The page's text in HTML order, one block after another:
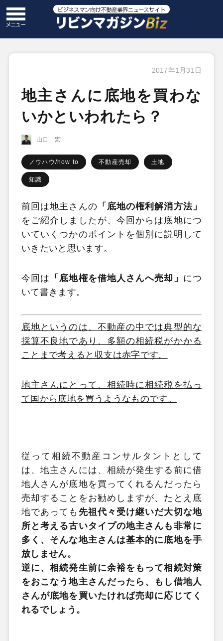
2017年1月31日
地主さんに底地を買わな
いかといわれたら？
山口 宏
ノウハウ/how to 不動産売却 土地
知識
前回は地主さんの 「底地の権利解消方法」
をご紹介しましたが、今回からは底地につ
いていくつかのポイントを個別に説明して
いきたいと思います。
今回は 「底地権を借地人さんへ売却」 につ
いて書きます。
底地というのは、不動産の中では典型的な
採算不良地であり、多額の相続税がかかる
ことまで考えると収支は赤字です。
地主さんにとって、相続時に相続税を払っ
て国から底地を買うようなものです。
従って相続不動産コンサルタントとして
は、地主さんには、相続が発生する前に借
地人さんが底地を買ってくれるんだったら
売却することをお勧めしますが、たとえ底
地であっても 先祖代々受け継いだ大切な地
所と考える古いタイプの地主さんも非常に
多く、そんな地主さんは基本的に底地を手
放しません。
逆に、相続発生前に余裕をもって相続対策
をおこなう地主さんだったら、もし借地人
さんが底地を買いたければ売却に応じてく
れるでしょう。